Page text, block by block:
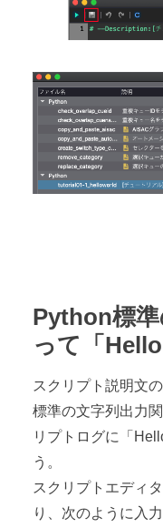
Python標
って「
スクリプト説明文
標準の文字列出力
リプトログに「
う。
スクリプトエディ
り、次のように入力